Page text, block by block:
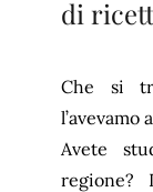
di
Che si
Avete